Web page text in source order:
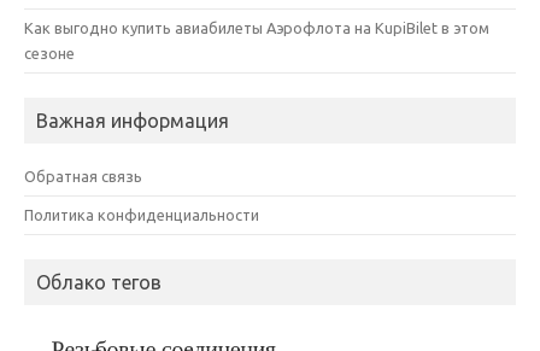
Как выгодно купить авиабилеты Аэрофлота на KupiBilet в этом
сезоне
Важная информация
Обратная связь
Политика конфиденциальности
Облако тегов